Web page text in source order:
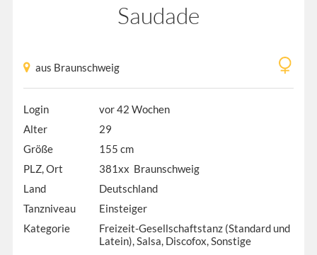
Saudade
aus Braunschweig
Login
vor 42 Wochen
Alter
29
Größe
155 cm
PLZ, Ort
381xx Braunschweig
Land
Deutschland
Tanzniveau
Einsteiger
Kategorie
Freizeit-Gesellschaftstanz (Standard und
Latein), Salsa, Discofox, Sonstige